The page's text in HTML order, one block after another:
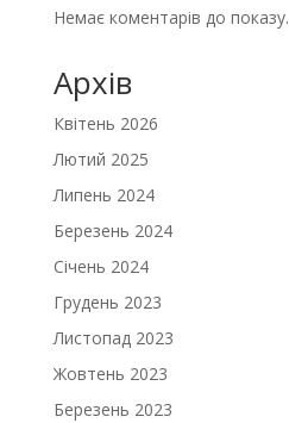
Немає коментарів до показу.
Архів
Квітень 2026
Лютий 2025
Липень 2024
Березень 2024
Січень 2024
Грудень 2023
Листопад 2023
Жовтень 2023
Березень 2023